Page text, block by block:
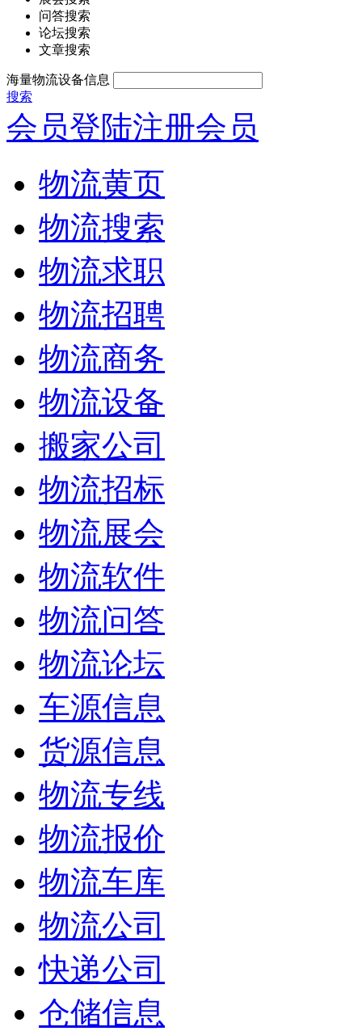
问答搜索
论坛搜索
文章搜索
海量物流设备信息
搜索
会员登陆注册会员
物流黄页
物流搜索
物流求职
物流招聘
物流商务
物流设备
搬家公司
物流招标
物流展会
物流软件
物流问答
物流论坛
车源信息
货源信息
物流专线
物流报价
物流车库
物流公司
快递公司
仓储信息